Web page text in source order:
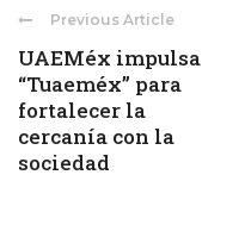
Previous Article
UAEMéx impulsa
“Tuaeméx” para
fortalecer la
cercanía con la
sociedad